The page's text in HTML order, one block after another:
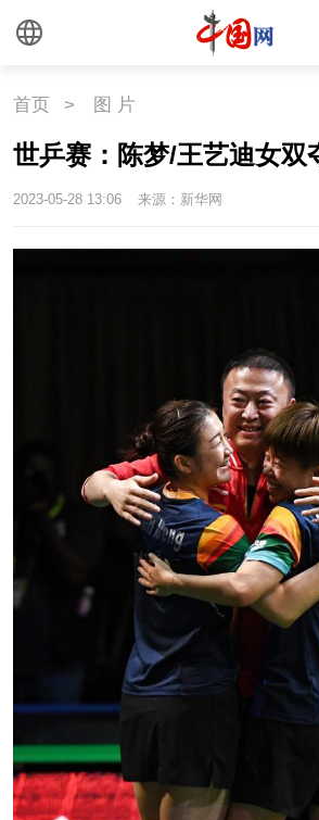
首页 > 图 片
世乒赛：陈梦/王艺迪女双
2023-05-28 13:06 来源：新华网